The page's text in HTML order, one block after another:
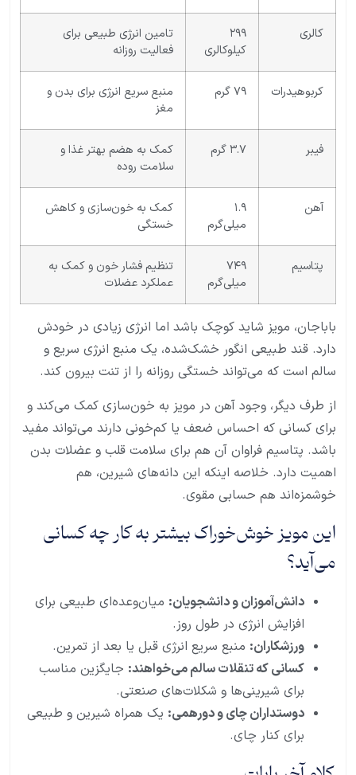
کالری
۲۹۹
کیلوکالری
تامین انرژی طبیعی برای
فعالیت روزانه
کربوهیدرات ۷۹ گرم
منبع سریع انرژی برای بدن و
مغز
فیبر ۳.۷ گرم
کمک به هضم بهتر غذا و
سلامت روده
آهن
۱.۹
میلی‌گرم
کمک به خون‌سازی و کاهش
خستگی
پتاسیم
۷۴۹
میلی‌گرم
تنظیم فشار خون و کمک به
عملکرد عضلات
باباجان، مویز شاید کوچک باشد اما انرژی زیادی در خودش
دارد. قند طبیعی انگور خشک‌شده، یک منبع انرژی سریع و
سالم است که می‌تواند خستگی روزانه را از تنت بیرون کند.
از طرف دیگر، وجود آهن در مویز به خون‌سازی کمک می‌کند و
برای کسانی که احساس ضعف یا کم‌خونی دارند می‌تواند مفید
باشد. پتاسیم فراوان آن هم برای سلامت قلب و عضلات بدن
اهمیت دارد. خلاصه اینکه این دانه‌های شیرین، هم
خوشمزه‌اند هم حسابی مقوی.
این مویز خوش‌خوراک بیشتر به کار چه کسانی
می‌آید؟
دانش‌آموزان و دانشجویان: میان‌وعده‌ای طبیعی برای
افزایش انرژی در طول روز.
ورزشکاران: منبع سریع انرژی قبل یا بعد از تمرین.
کسانی که تنقلات سالم می‌خواهند: جایگزین مناسب
برای شیرینی‌ها و شکلات‌های صنعتی.
دوستداران چای و دورهمی: یک همراه شیرین و طبیعی
برای کنار چای.